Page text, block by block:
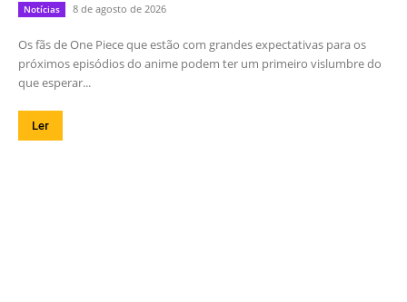
Notícias 8 de agosto de 2026
Os fãs de One Piece que estão com grandes expectativas para os
próximos episódios do anime podem ter um primeiro vislumbre do
que esperar...
Ler